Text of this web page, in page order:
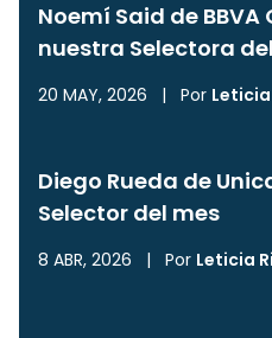
Noemí Said de
nuestra Selectora
20 MAY, 2026 | Por Leticia
Diego Rueda de
Selector del mes
8 ABR, 2026 | Por Leticia